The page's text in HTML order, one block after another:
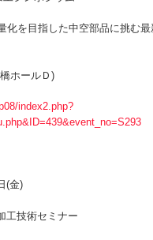
目指した中空部品に挑む最
ールＤ)
index2.php?
(金)
技術セミナー